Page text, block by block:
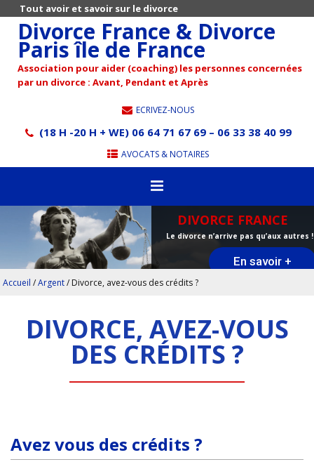
Tout avoir et savoir sur le divorce
Divorce France & Divorce
Paris île de France
Association pour aider (coaching) les personnes concernées
par un divorce : Avant, Pendant et Après
ECRIVEZ-NOUS
(18 H -20 H + WE) 06 64 71 67 69 – 06 33 38 40 99
AVOCATS & NOTAIRES
DIVORCE FRANCE
Le divorce n’arrive pas qu’aux autres !
En savoir +
Accueil /Argent/ Divorce, avez-vous des crédits ?
DIVORCE, AVEZ-VOUS
DES CRÉDITS ?
Avez vous des crédits ?